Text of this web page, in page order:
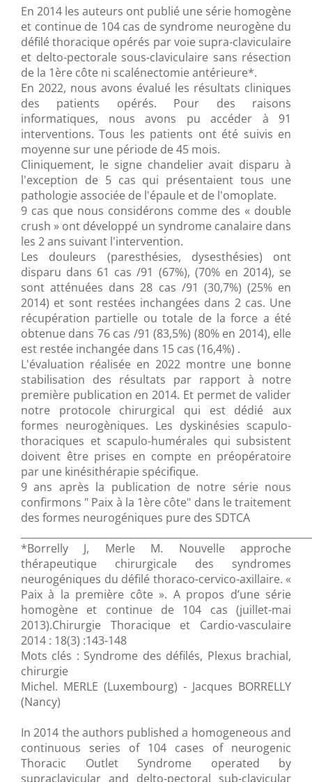
En 2014 les auteurs ont publié une série homogène
et continue de 104 cas de syndrome neurogène du
défilé thoracique opérés par voie supra-claviculaire
et delto-pectorale sous-claviculaire sans résection
de la 1ère côte ni scalénectomie antérieure*.
En 2022, nous avons évalué les résultats cliniques
des patients opérés. Pour des raisons
informatiques, nous avons pu accéder à 91
interventions. Tous les patients ont été suivis en
moyenne sur une période de 45 mois.
Cliniquement, le signe chandelier avait disparu à
l'exception de 5 cas qui présentaient tous une
pathologie associée de l'épaule et de l'omoplate.
9 cas que nous considérons comme des « double
crush » ont développé un syndrome canalaire dans
les 2 ans suivant l'intervention.
Les douleurs (paresthésies, dysesthésies) ont
disparu dans 61 cas /91 (67%), (70% en 2014), se
sont atténuées dans 28 cas /91 (30,7%) (25% en
2014) et sont restées inchangées dans 2 cas. Une
récupération partielle ou totale de la force a été
obtenue dans 76 cas /91 (83,5%) (80% en 2014), elle
est restée inchangée dans 15 cas (16,4%) .
L'évaluation réalisée en 2022 montre une bonne
stabilisation des résultats par rapport à notre
première publication en 2014. Et permet de valider
notre protocole chirurgical qui est dédié aux
formes neurogèniques. Les dyskinésies scapulo-
thoraciques et scapulo-humérales qui subsistent
doivent être prises en compte en préopératoire
par une kinésithérapie spécifique.
9 ans après la publication de notre série nous
confirmons " Paix à la 1ère côte" dans le traitement
des formes neurogéniques pure des SDTCA
*Borrelly J, Merle M. Nouvelle approche
thérapeutique chirurgicale des syndromes
neurogéniques du défilé thoraco-cervico-axillaire. «
Paix à la première côte ». A propos d’une série
homogène et continue de 104 cas (juillet-mai
2013).Chirurgie Thoracique et Cardio-vasculaire
2014 : 18(3) :143-148
Mots clés : Syndrome des défilés, Plexus brachial,
chirurgie
Michel. MERLE (Luxembourg) - Jacques BORRELLY
(Nancy)
In 2014 the authors published a homogeneous and
continuous series of 104 cases of neurogenic
Thoracic Outlet Syndrome operated by
supraclavicular and delto-pectoral sub-clavicular